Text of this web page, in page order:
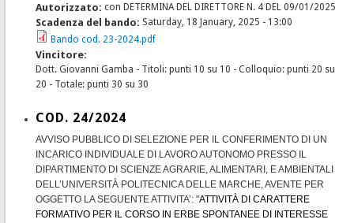
Autorizzato:con DETERMINA DEL DIRETTORE N. 4 DEL 09/01/2025
Scadenza del bando: Saturday, 18 January, 2025 - 13:00
Bando cod. 23-2024.pdf
Vincitore:
Dott. Giovanni Gamba - Titoli: punti 10 su 10 - Colloquio: punti 20 su
20 - Totale: punti 30 su 30
COD. 24/2024
AVVISO PUBBLICO DI SELEZIONE PER IL CONFERIMENTO DI UN
INCARICO INDIVIDUALE DI LAVORO AUTONOMO PRESSO IL
DIPARTIMENTO DI SCIENZE AGRARIE, ALIMENTARI, E AMBIENTALI
DELL’UNIVERSITÀ POLITECNICA DELLE MARCHE, AVENTE PER
OGGETTO LA SEGUENTE ATTIVITA’: "ATTIVITÀ DI CARATTERE
FORMATIVO PER IL CORSO IN ERBE SPONTANEE DI INTERESSE